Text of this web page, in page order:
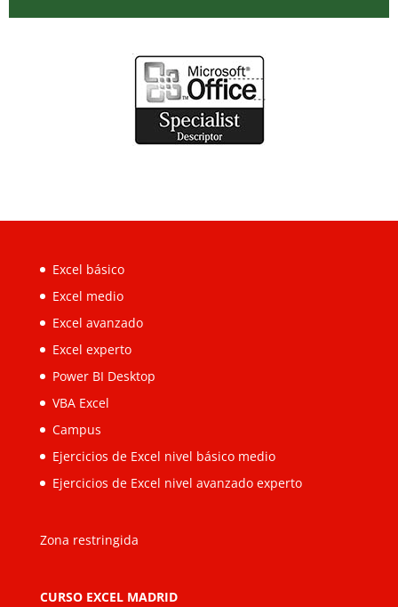
Excel básico
Excel medio
Excel avanzado
Excel experto
Power BI Desktop
VBA Excel
Campus
Ejercicios de Excel nivel básico medio
Ejercicios de Excel nivel avanzado experto
Zona restringida
CURSO EXCEL MADRID